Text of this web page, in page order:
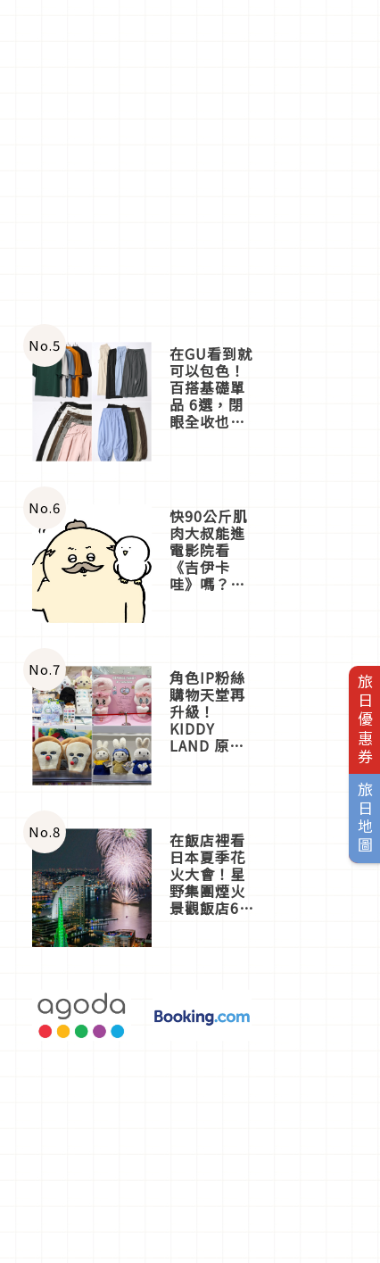
旅日優惠券
旅日地圖
No.5 在GU看到就
可以包色！
百搭基礎單
品 6選，閉
眼全收也不
No.6 快90公斤肌
肉大叔能進
電影院看
《吉伊卡
哇》嗎？日
一同給出了
答案
No.7 角色IP粉絲
購物天堂再
升級！
KIDDY
LAND 原宿
店3分即達
No.8 在飯店裡看
日本夏季花
火大會！星
野集團煙火
景觀飯店6